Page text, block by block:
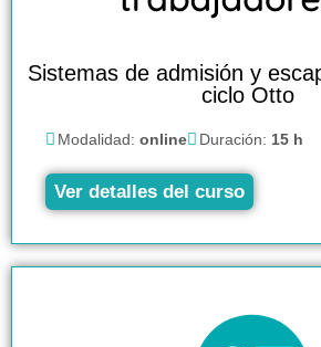
Sistemas de admisión y
ciclo Otto
Modalidad: online Duración: 15 h
Ver detalles del curso